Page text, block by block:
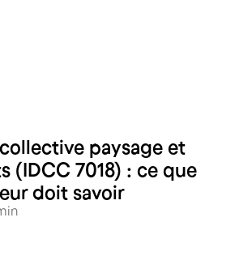
paysage et
(IDCC 7018) : ce que
doit savoir